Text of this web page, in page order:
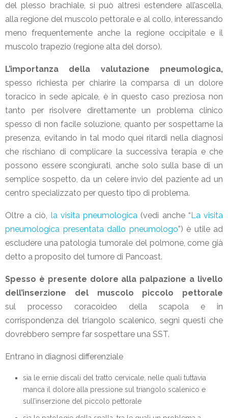
del plesso brachiale, si può altresì estendere all’ascella,
alla regione del muscolo pettorale e al collo, interessando
meno frequentemente anche la regione occipitale e il
muscolo trapezio (regione alta del dorso).
L’importanza della valutazione pneumologica,
spesso richiesta per chiarire la comparsa di un dolore
toracico in sede apicale, è in questo caso preziosa non
tanto per risolvere direttamente un problema clinico
spesso di non facile soluzione, quanto per sospettarne la
presenza, evitando in tal modo quei ritardi nella diagnosi
che rischiano di complicare la successiva terapia e che
possono essere scongiurati, anche solo sulla base di un
semplice sospetto, da un celere invio del paziente ad un
centro specializzato per questo tipo di problema.
Oltre a ciò, la visita pneumologica (vedi anche “ La visita
pneumologica presentata dallo pneumologo”) è utile ad
escludere una patologia tumorale del polmone, come già
detto a proposito del tumore di Pancoast.
Spesso è presente dolore alla palpazione a livello
dell’inserzione del muscolo piccolo pettorale
sul processo coracoideo della scapola e in
corrispondenza del triangolo scalenico, segni questi che
dovrebbero sempre far sospettare una SST.
Entrano in diagnosi differenziale
sia le ernie discali del tratto cervicale, nelle quali tuttavia
manca il dolore alla pressione sul triangolo scalenico e
sull’inserzione del piccolo pettorale